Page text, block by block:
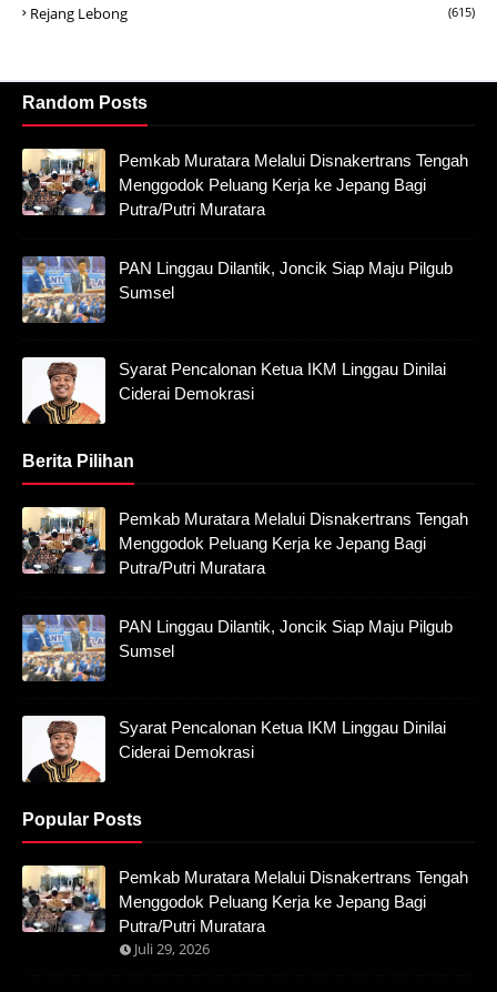
Rejang Lebong (615)
Random Posts
Pemkab Muratara Melalui Disnakertrans Tengah
Menggodok Peluang Kerja ke Jepang Bagi
Putra/Putri Muratara
PAN Linggau Dilantik, Joncik Siap Maju Pilgub
Sumsel
Syarat Pencalonan Ketua IKM Linggau Dinilai
Ciderai Demokrasi
Berita Pilihan
Pemkab Muratara Melalui Disnakertrans Tengah
Menggodok Peluang Kerja ke Jepang Bagi
Putra/Putri Muratara
PAN Linggau Dilantik, Joncik Siap Maju Pilgub
Sumsel
Syarat Pencalonan Ketua IKM Linggau Dinilai
Ciderai Demokrasi
Popular Posts
Pemkab Muratara Melalui Disnakertrans Tengah
Menggodok Peluang Kerja ke Jepang Bagi
Putra/Putri Muratara
Juli 29, 2026